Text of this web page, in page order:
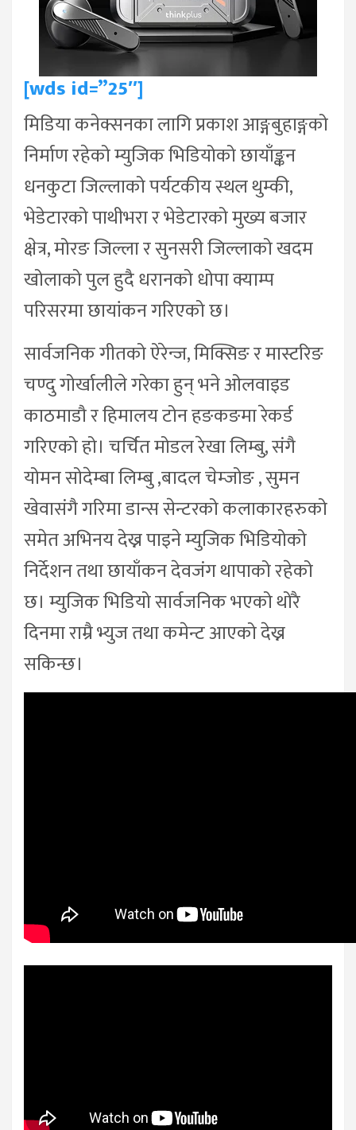
[wds id=”25″]
मिडिया कनेक्सनका लागि प्रकाश आङ्गबुहाङ्गको
निर्माण रहेको म्युजिक भिडियोको छायाँङ्कन
धनकुटा जिल्लाको पर्यटकीय स्थल थुम्की,
भेडेटारको पाथीभरा र भेडेटारको मुख्य बजार
क्षेत्र, मोरङ जिल्ला र सुनसरी जिल्लाको खदम
खोलाको पुल हुदै धरानको धोपा क्याम्प
परिसरमा छायांकन गरिएको छ।
सार्वजनिक गीतको ऐरेन्ज, मिक्सिङ र मास्टरिङ
चण्दु गोर्खालीले गरेका हुन् भने ओलवाइड
काठमाडौ र हिमालय टोन हङकङमा रेकर्ड
गरिएको हो। चर्चित मोडल रेखा लिम्बु, संगै
योमन सोदेम्बा लिम्बु ,बादल चेम्जोङ , सुमन
खेवासंगै गरिमा डान्स सेन्टरको कलाकारहरुको
समेत अभिनय देख्न पाइने म्युजिक भिडियोको
निर्देशन तथा छायाँकन देवजंग थापाको रहेको
छ। म्युजिक भिडियो सार्वजनिक भएको थोरै
दिनमा राम्रै भ्युज तथा कमेन्ट आएको देख्न
सकिन्छ।